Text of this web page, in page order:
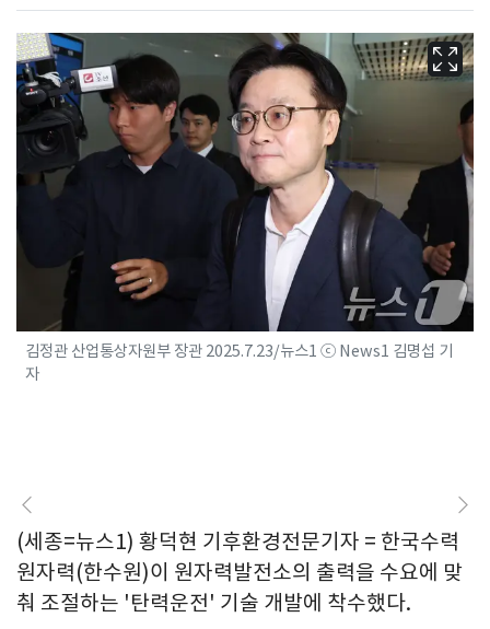
김정관 산업통상자원부 장관 2025.7.23/뉴스1 ⓒ News1 김명섭 기
자
(세종=뉴스1) 황덕현 기후환경전문기자 = 한국수력
원자력(한수원)이 원자력발전소의 출력을 수요에 맞
춰 조절하는 '탄력운전' 기술 개발에 착수했다.